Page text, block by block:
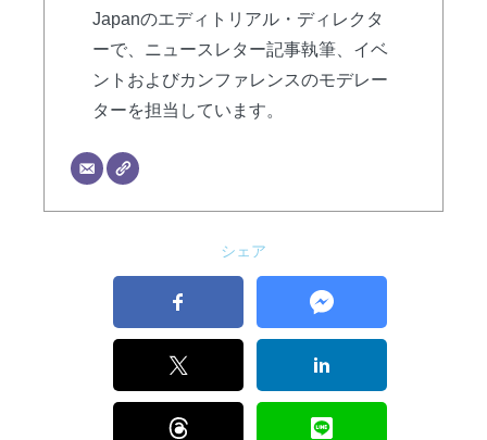
Japanのエディトリアル・ディレクタ
ーで、ニュースレター記事執筆、イベ
ントおよびカンファレンスのモデレー
ターを担当しています。
シェア